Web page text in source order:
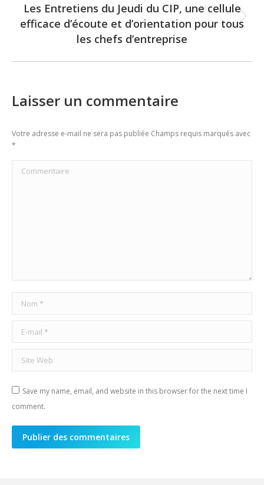
Next
post:
Les Entretiens du Jeudi du CIP, une cellule
efficace d’écoute et d’orientation pour tous
les chefs d’entreprise
Laisser un commentaire
Votre adresse e-mail ne sera pas publiée Champs requis marqués avec
*
Commentaire
Nom *
E-mail *
Site Web
Save my name, email, and website in this browser for the next time I
comment.
Publier des commentaires